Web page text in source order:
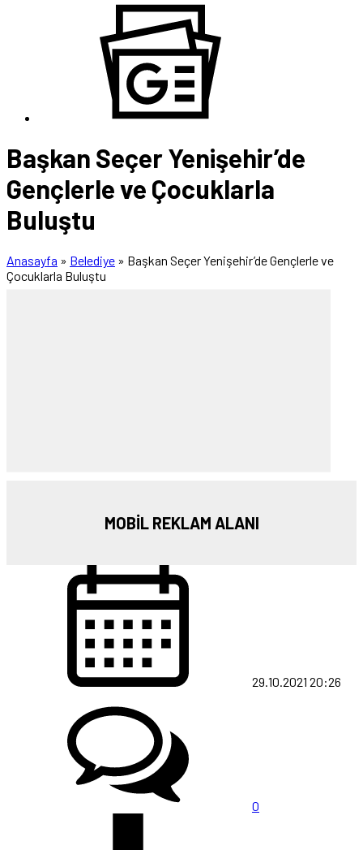
Başkan Seçer Yenişehir’de
Gençlerle ve Çocuklarla
Buluştu
Anasayfa » Belediye » Başkan Seçer Yenişehir’de Gençlerle ve
Çocuklarla Buluştu
MOBİL REKLAM ALANI
29.10.2021 20:26
0